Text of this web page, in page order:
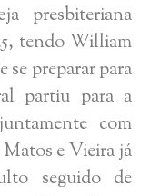
presbiteriana
tendo William
preparar para
partiu para a
com
e Vieira já
seguido de